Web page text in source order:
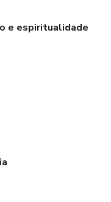
e espiritualidade